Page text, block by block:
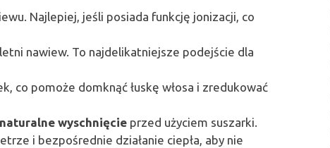
Najlepiej, jeśli posiada funkcję jonizacji, co
nawiew. To najdelikatniejsze podejście dla
co pomoże domknąć łuskę włosa i zredukować
naturalne wyschnięcie przed użyciem suszarki.
i bezpośrednie działanie ciepła, aby nie